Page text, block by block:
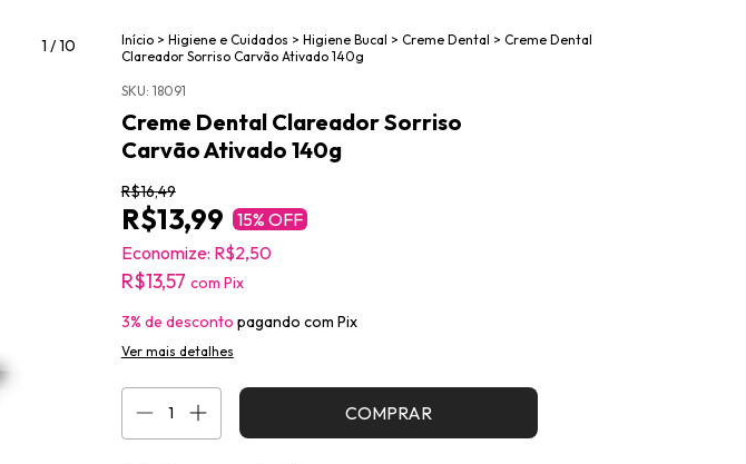
1 /10 Início > Higiene e Cuidados > Higiene Bucal > Creme Dental > Creme Dental
Clareador Sorriso Carvão Ativado 140g
SKU: 18091
Creme Dental Clareador Sorriso
Carvão Ativado 140g
R$16,49
R$13,99 15% OFF
Economize: R$2,50
R$13,57 com Pix
3% de desconto pagando com Pix
Ver mais detalhes